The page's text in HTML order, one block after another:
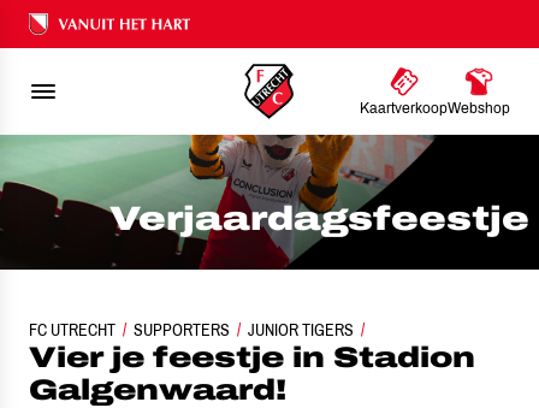
Ons nalatenschap
KaartverkoopWebshop
Verjaardags­feestje
FC UTRECHT SUPPORTERS JUNIOR TIGERS
VERJAARDAGSFEESTJE
Vier je feestje in Stadion
Galgenwaard!